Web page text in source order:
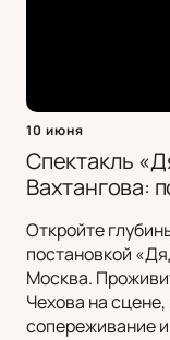
10 июня
Спектакль
Вахтангова:
Откройте
постановкой
Москва.
Чехова на
сопереживание